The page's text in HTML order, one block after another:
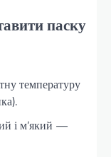
паску
температуру
і м’який —